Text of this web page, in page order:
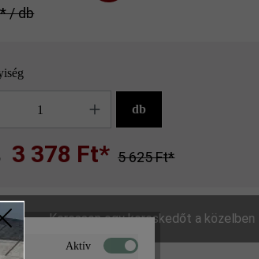
/ db
db
3 378 Ft* 5 625 Ft*
Keressen egy kereskedőt a közelben
Aktív